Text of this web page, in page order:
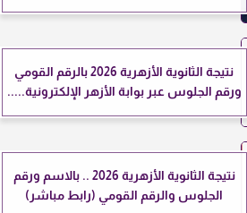
نتيجة الثانوية الأزهرية 2026 بالرقم القومي
ورقم الجلوس عبر بوابة الأزهر الإلكترونية.....
نتيجة الثانوية الأزهرية 2026 .. بالاسم ورقم
الجلوس والرقم القومي (رابط مباشر)